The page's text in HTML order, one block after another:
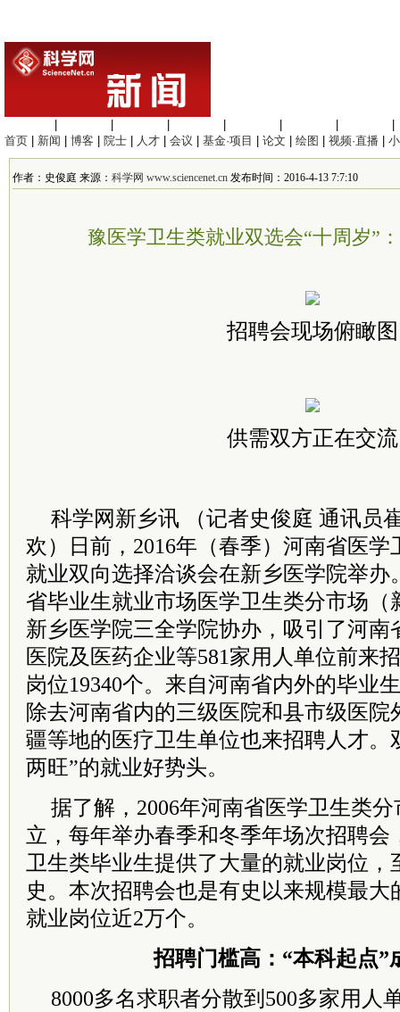
首页
新闻 博客 院士 人才 会议 基金·项目 论文 绘图 视频·直播
作者：史俊庭 来源： 科学网 www.sciencenet.cn 发布时间：2016-4-13 7:7:10
豫医学卫生类就业双选会“十周岁”
招聘会现场俯瞰图
供需双方正在交流
科学网新乡讯 （记者史俊庭 通讯员
欢）日前，2016年（春季）河南省医
就业双向选择洽谈会在新乡医学院举办
省毕业生就业市场医学卫生类分市场（
新乡医学院三全学院协办，吸引了河南
医院及医药企业等581家用人单位前来
岗位19340个。来自河南省内外的毕业
除去河南省内的三级医院和县市级医院
疆等地的医疗卫生单位也来招聘人才。
两旺”的就业好势头。
据了解，2006年河南省医学卫生类
立，每年举办春季和冬季年场次招聘会
卫生类毕业生提供了大量的就业岗位，
史。本次招聘会也是有史以来规模最大
就业岗位近2万个。
招聘门槛高：“本科起点”
8000多名求职者分散到500多家用人